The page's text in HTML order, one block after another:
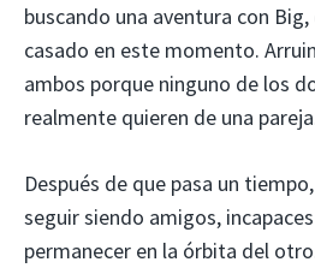
buscando una aventura con
casado en este momento.
ambos porque ninguno de los
realmente quieren de una
Después de que pasa un
seguir siendo amigos,
permanecer en la órbita del